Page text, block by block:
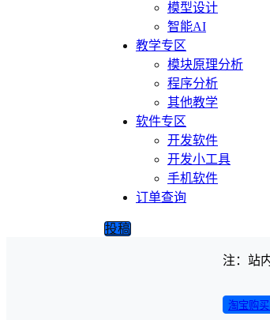
模型设计
智能AI
教学专区
模块原理分析
程序分析
其他教学
软件专区
开发软件
开发小工具
手机软件
订单查询
投稿
注：站
淘宝购